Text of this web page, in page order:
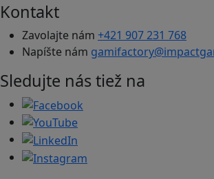
Kontakt
Zavolajte nám +421 907 231 768
Napíšte nám
Sledujte nás tiež na